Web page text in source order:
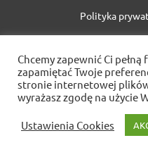
Polityka
Chcemy zapewnić Ci
zapamiętać Twoje
stronie internetowej
wyrażasz zgodę na użycie
Ustawienia Cookies